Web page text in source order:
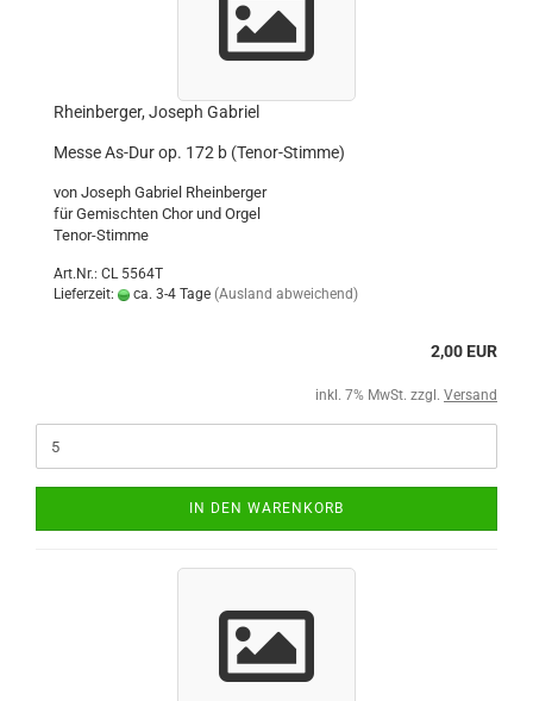
Rheinberger, Joseph Gabriel
Messe As-Dur op. 172 b (Tenor-Stimme)
von Joseph Gabriel Rheinberger
für Gemischten Chor und Orgel
Tenor-Stimme
Art.Nr.: CL 5564T
Lieferzeit:
ca. 3-4 Tage (Ausland abweichend)
2,00 EUR
inkl. 7% MwSt. zzgl. Versand
IN DEN WARENKORB